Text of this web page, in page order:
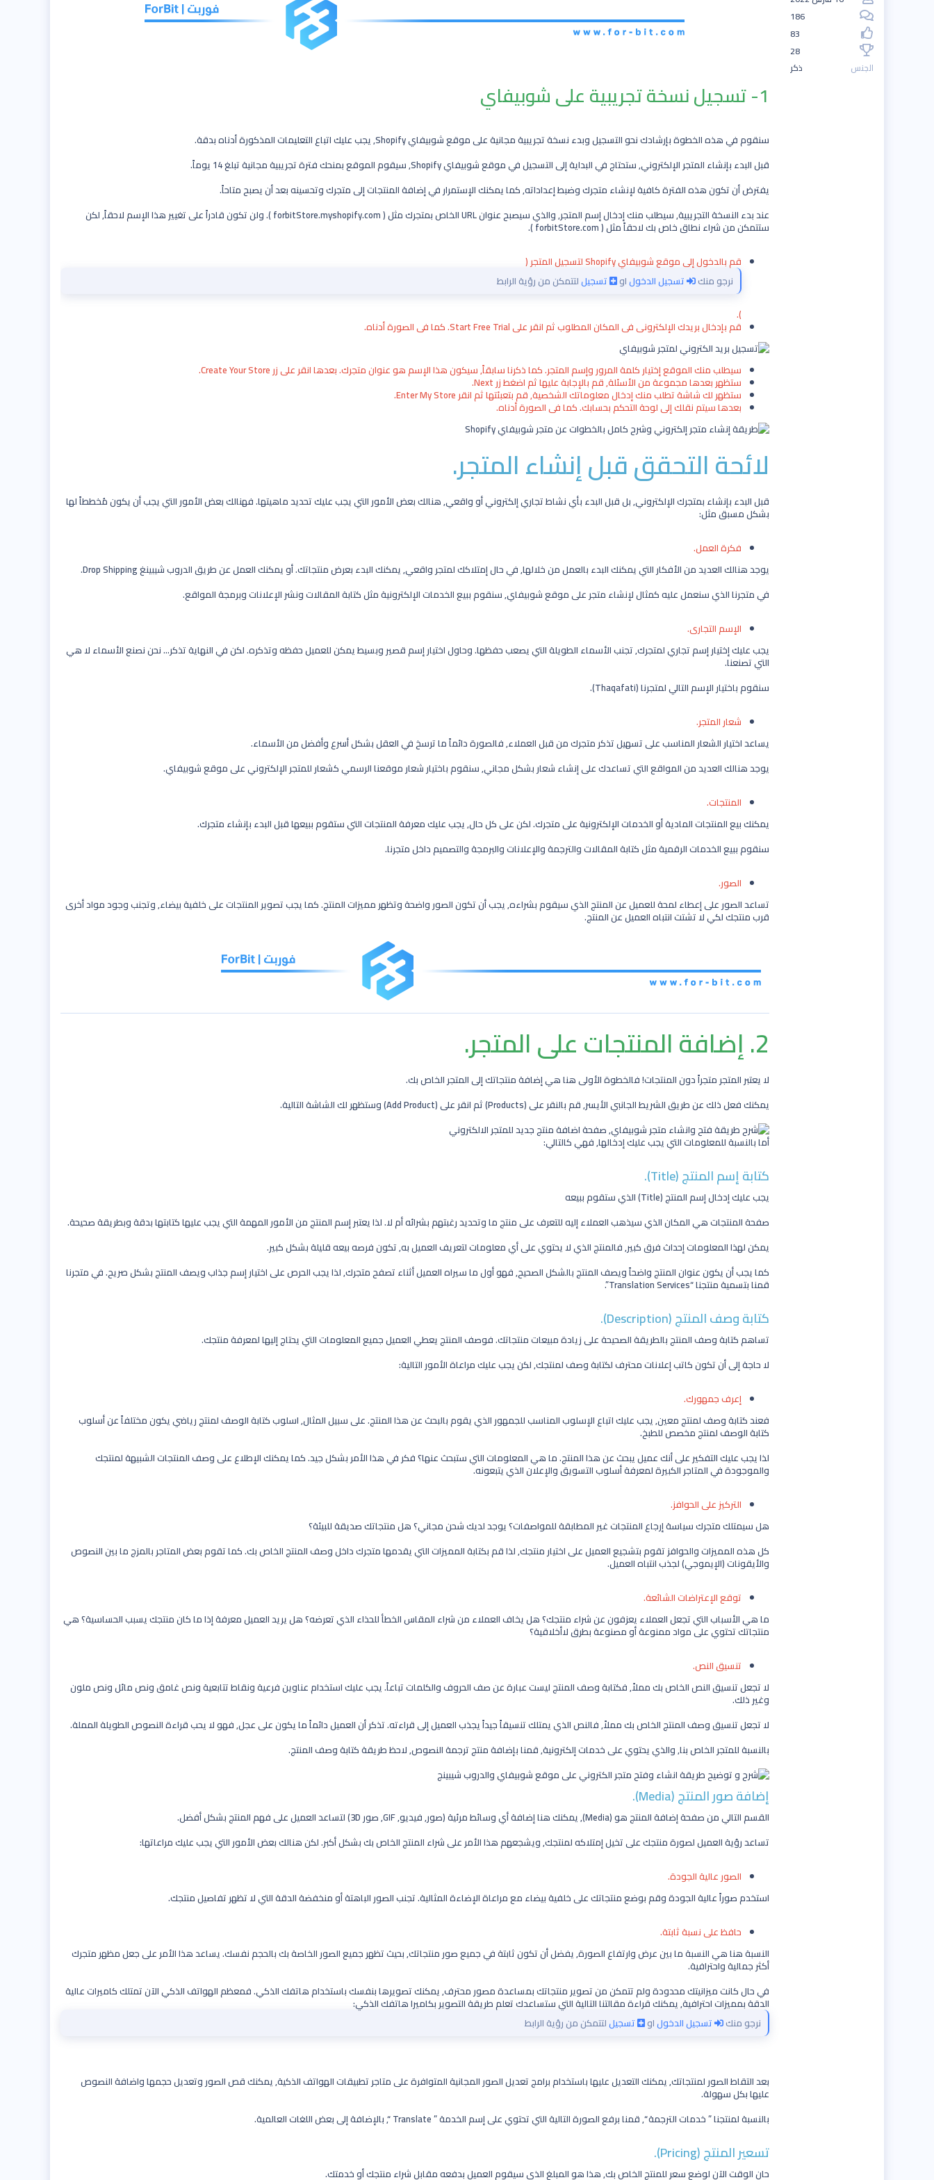
186
83
28
الجنس
ذكر
1- تسجيل نسخة تجريبية على شوبيفاي
سنقوم في هذه الخطوة بإرشادك نحو التسجيل وبدء نسخة تجريبية مجانية على موقع شوبيفاي Shopify, يجب عليك اتباع التعليمات المذكورة أدناه بدقة.
قبل البدء بإنشاء المتجر الإلكتروني, ستحتاج في البداية إلى التسجيل في موقع شوبيفاي Shopify, سيقوم الموقع بمنحك فترة تجريبية مجانية تبلغ 14 يوماً.
يفترض أن تكون هذه الفترة كافية لإنشاء متجرك وضبط إعداداته, كما يمكنك الإستمرار في إضافة المنتجات إلى متجرك وتحسينه بعد أن يصبح متاحاً.
عند بدء النسخة التجريبية, سيطلب منك إدخال إسم المتجر, والذي سيصبح عنوان URL الخاص بمتجرك مثل ( forbitStore.myshopify.com ). ولن تكون قادراً على تغيير هذا الإسم لاحقاً, لكن
ستتمكن من شراء نطاق خاص بك لاحقاً مثل ( forbitStore.com ).
قم بالدخول إلى موقع شوبيفاي Shopify لتسجيل المتجر (
نرجو منك
تسجيل الدخولاو تسجيللتتمكن من رؤية الرابط
).
قم بإدخال بريدك الإلكتروني في المكان المطلوب ثم انقر على Start Free Trial. كما في الصورة أدناه.
سيطلب منك الموقع إختيار كلمة المرور وإسم المتجر. كما ذكرنا سابقاً, سيكون هذا الإسم هو عنوان متجرك. بعدها انقر على زر Create Your Store.
ستظهر بعدها مجموعة من الأسئلة, قم بالإجابة عليها ثم اضغط زر Next.
ستظهر لك شاشة تطلب منك إدخال معلوماتك الشخصية, قم بتعبئتها ثم انقر Enter My Store.
بعدها سيتم نقلك إلى لوحة التحكم بحسابك. كما في الصورة أدناه.
لائحة التحقق قبل إنشاء المتجر.
قبل البدء بإنشاء بمتجرك الإلكتروني, بل قبل البدء بأي نشاط تجاري إلكتروني أو واقعي, هنالك بعض الأمور التي يجب عليك تحديد ماهيتها. فهنالك بعض الأمور التي يجب أن يكون مُخططاً لها
بشكل مسبق مثل:
فكرة العمل.
يوجد هنالك العديد من الأفكار التي يمكنك البدء بالعمل من خلالها, في حال إمتلاكك لمتجر واقعي, يمكنك البدء بعرض منتجاتك. أو يمكنك العمل عن طريق الدروب شيبينغ Drop Shipping.
في متجرنا الذي سنعمل عليه كمثال لإنشاء متجر على موقع شوبيفاي, سنقوم ببيع الخدمات الإلكترونية مثل كتابة المقالات ونشر الإعلانات وبرمجة المواقع.
الإسم التجاري.
يجب عليك إختيار إسم تجاري لمتجرك, تجنب الأسماء الطويلة التي يصعب حفظها. وحاول اختيار إسم قصير وبسيط يمكن للعميل حفظه وتذكره. لكن في النهاية تذكر… نحن نصنع الأسماء لا هي
التي تصنعنا.
سنقوم باختيار الإسم التالي لمتجرنا (Thaqafati).
شعار المتجر.
يساعد اختيار الشعار المناسب على تسهيل تذكر متجرك من قبل العملاء, فالصورة دائماً ما ترسخ في العقل بشكل أسرع وأفضل من الأسماء.
يوجد هنالك العديد من المواقع التي تساعدك على إنشاء شعار بشكل مجاني, سنقوم باختيار شعار موقعنا الرسمي كشعار للمتجر الإلكتروني على موقع شوبيفاي.
المنتجات.
يمكنك بيع المنتجات المادية أو الخدمات الإلكترونية على متجرك. لكن على كل حال, يجب عليك معرفة المنتجات التي ستقوم ببيعها قبل البدء بإنشاء متجرك.
سنقوم ببيع الخدمات الرقمية مثل كتابة المقالات والترجمة والإعلانات والبرمجة والتصميم داخل متجرنا.
الصور.
تساعد الصور على إعطاء لمحة للعميل عن المنتج الذي سيقوم بشراءه, يجب أن تكون الصور واضحة وتظهر مميزات المنتج. كما يجب تصوير المنتجات على خلفية بيضاء, وتجنب وجود مواد أخرى
قرب منتجك لكي لا تشتت انتباه العميل عن المنتج.
2. إضافة المنتجات على المتجر.
لا يعتبر المتجر متجراً دون المنتجات! فالخطوة الأولى هنا هي إضافة منتجاتك إلى المتجر الخاص بك.
يمكنك فعل ذلك عن طريق الشريط الجانبي الأيسر, قم بالنقر على (Products) ثم انقر على (Add Product) وستظهر لك الشاشة التالية.
أما بالنسبة للمعلومات التي يجب عليك إدخالها, فهي كالتالي:
كتابة إسم المنتج (Title).
يجب عليك إدخال إسم المنتج (Title) الذي ستقوم ببيعه
صفحة المنتجات هي المكان الذي سيذهب العملاء إليه للتعرف على منتج ما وتحديد رغبتهم بشرائه أم لا. لذا يعتبر إسم المنتج من الأمور المهمة التي يجب عليها كتابتها بدقة وبطريقة صحيحة.
يمكن لهذا المعلومات إحداث فرق كبير, فالمنتج الذي لا يحتوي على أي معلومات لتعريف العميل به, تكون فرصه بيعه قليلة بشكل كبير.
كما يجب أن يكون عنوان المنتج واضحاً ويصف المنتج بالشكل الصحيح, فهو أول ما سيراه العميل أثناء تصفح متجرك, لذا يجب الحرص على اختيار إسم جذاب ويصف المنتج بشكل صريح. في متجرنا
قمنا بتسمية منتجنا “Translation Services”.
كتابة وصف المنتج (Description).
تساهم كتابة وصف المنتج بالطريقة الصحيحة على زيادة مبيعات منتجاتك. فوصف المنتج يعطي العميل جميع المعلومات التي يحتاج إليها لمعرفة منتجك.
لا حاجة إلى أن تكون كاتب إعلانات محترف لكتابة وصف لمنتجك, لكن يجب عليك مراعاة الأمور التالية:
إعرف جمهورك.
فعند كتابة وصف لمنتج معين, يجب عليك اتباع الإسلوب المناسب للجمهور الذي يقوم بالبحث عن هذا المنتج. على سبيل المثال, اسلوب كتابة الوصف لمنتج رياضي يكون مختلفاً عن أسلوب
كتابة الوصف لمنتج مخصص للطبخ.
لذا يجب عليك التفكير على أنك عميل يبحث عن هذا المنتج. ما هي المعلومات التي ستبحث عنها؟ فكر في هذا الأمر بشكل جيد. كما يمكنك الإطلاع على وصف المنتجات الشبيهة لمنتجك
والموجودة في المتاجر الكبيرة لمعرفة أسلوب التسويق والإعلان الذي يتبعونه.
التركيز على الحوافز.
هل سيمتلك متجرك سياسة إرجاع المنتجات غير المطابقة للمواصفات؟ يوجد لديك شحن مجاني؟ هل منتجاتك صديقة للبيئة؟
كل هذه المميزات والحوافز تقوم بتشجيع العميل على اختيار منتجك, لذا قم بكتابة المميزات التي يقدمها متجرك داخل وصف المنتج الخاص بك. كما تقوم بعض المتاجر بالمزج ما بين النصوص
والأيقونات (الإيموجي) لجذب انتباه العميل.
توقع الإعتراضات الشائعة.
ما هي الأسباب التي تجعل العملاء يعزفون عن شراء منتجك؟ هل يخاف العملاء من شراء المقاس الخطأ للحذاء الذي تعرضه؟ هل يريد العميل معرفة إذا ما كان منتجك يسبب الحساسية؟ هي
منتجاتك تحتوي على مواد ممنوعة أو مصنوعة بطرق لاأخلاقية؟
تنسيق النص.
لا تجعل تنسيق النص الخاص بك مملاً, فكتابة وصف المنتج ليست عبارة عن صف الحروف والكلمات تباعاً. يجب عليك استخدام عناوين فرعية ونقاط تتابعية ونص غامق ونص مائل ونص ملون
وغير ذلك.
لا تجعل تنسيق وصف المنتج الخاص بك مملاً, فالنص الذي يمتلك تنسيقاً جيداً يجذب العميل إلى قراءته. تذكر أن العميل دائماً ما يكون على عجل, فهو لا يحب قراءة النصوص الطويلة المملة.
بالنسبة للمتجر الخاص بنا, والذي يحتوي على خدمات إلكترونية, قمنا بإضافة منتج ترجمة النصوص, لاحظ طريقة كتابة وصف المنتج.
إضافة صور المنتج (Media).
القسم التالي من صفحة إضافة المنتج هو (Media), يمكنك هنا إضافة أي وسائط مرئية (صور, فيديو, GIF, صور 3D) لتساعد العميل على فهم المنتج بشكل أفضل.
تساعد رؤية العميل لصورة منتجك على تخيل إمتلاكه لمنتجك, ويشجعهم هذا الأمر على شراء المنتج الخاص بك بشكل أكبر. لكن هنالك بعض الأمور التي يجب عليك مراعاتها:
الصور عالية الجودة.
استخدم صوراً عالية الجودة وقم بوضع منتجاتك على خلفية بيضاء مع مراعاة الإضاءة المثالية. تجنب الصور الباهتة أو منخفضة الدقة التي لا تظهر تفاصيل منتجك.
حافظ على نسبة ثابتة.
النسبة هنا هي النسبة ما بين عرض وارتفاع الصورة, يفضل أن تكون ثابتة في جميع صور منتجاتك, بحيث تظهر جميع الصور الخاصة بك بالحجم نفسك. يساعد هذا الأمر على جعل مظهر متجرك
أكثر جمالية واحترافية.
في حال كانت ميزانيتك محدودة ولم تتمكن من تصوير منتجاتك بمساعدة مصور محترف, يمكنك تصويرها بنفسك باستخدام هاتفك الذكي. فمعظم الهواتف الذكي الآن تمتلك كاميرات عالية
الدقة بمميزات احترافية, يمكنك قراءة مقالتنا التالية التي ستساعدك تعلم طريقة التصوير بكاميرا هاتفك الذكي:
نرجو منك
تسجيل الدخولاو تسجيللتتمكن من رؤية الرابط
بعد التقاط الصور لمنتجاتك, يمكنك التعديل عليها باستخدام برامج تعديل الصور المجانية المتوافرة على متاجر تطبيقات الهواتف الذكية, يمكنك قص الصور وتعديل حجمها واضافة النصوص
عليها بكل سهولة.
بالنسبة لمنتجنا ” خدمات الترجمة “, قمنا برفع الصورة التالية التي تحتوي على إسم الخدمة ” Translate “, بالإضافة إلى بعض اللغات العالمية.
تسعير المنتج (Pricing).
حان الوقت الآن لوضع سعر للمنتج الخاص بك, هذا هو المبلغ الذي سيقوم العميل بدفعه مقابل شراء منتجك أو خدمتك.